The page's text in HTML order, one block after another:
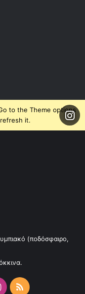
to the Theme options
it.
(ποδόσφαιρο,
Instagram
RSS